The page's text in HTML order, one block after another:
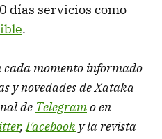
días servicios como
.
cada momento informado
y novedades de Xataka
de Telegramo en
,Facebook y la revista